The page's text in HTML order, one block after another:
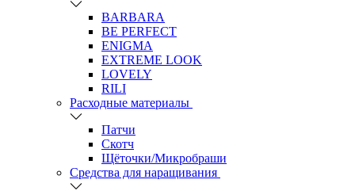
BARBARA
BE PERFECT
ENIGMA
EXTREME LOOK
LOVELY
RILI
Расходные материалы
Патчи
Скотч
Щёточки/Микробраши
Средства для наращивания